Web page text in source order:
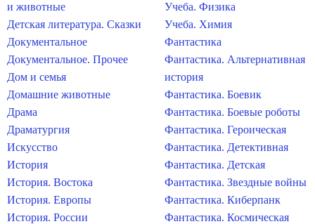
и животные
Детская литература. Сказки
Документальное
Документальное. Прочее
Дом и семья
Домашние животные
Драма
Драматургия
Искусство
История
История. Востока
История. Европы
История. России
Учеба. Физика
Учеба. Химия
Фантастика
Фантастика. Альтернативная
история
Фантастика. Боевик
Фантастика. Боевые роботы
Фантастика. Героическая
Фантастика. Детективная
Фантастика. Детская
Фантастика. Звездные войны
Фантастика. Киберпанк
Фантастика. Космическая